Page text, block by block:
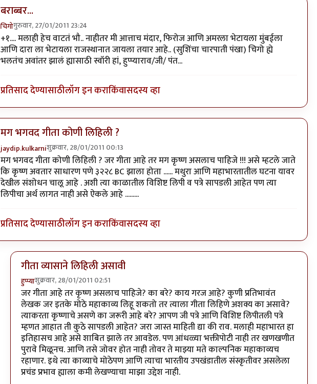
बराब्बर...
चिगोगुरुवार, 27/01/2011 23:24
In reply toजागा खर्‍या पण घटना काल्पनिकbyहुप्प्या
+१.... मलाही हेच वाटतं भौ.. नाहीतर मी आत्ताच मंदार, फिरोज आणि अमरला भेटायला मुंबईला
आणि दारा ला भेटायला राजस्थानात जायला तयार आहे.. (सुशिंचा चारपाती पंखा) चिगो ह्ये
भलतंच अवांतर झालं ह्यासाठी स्वॉरी हां, हुप्प्याराव/जी/ पंत...
प्रतिसाद देण्यासाठीलॉग इन कराकिंवासदस्य व्हा
मग भगवद गीता कोणी लिहिली ?
jaydip.kulkarniशुक्रवार, 28/01/2011 00:13
In reply toजागा खर्‍या पण घटना काल्पनिकbyहुप्प्या
मग भगवद गीता कोणी लिहिली ? जर गीता आहे तर मग कृष्ण असलाच पाहिजे !!! असे म्हटले जाते
कि कृष्ण अवतार साधारण पणे ३२२८ BC झाला होता ...... मथुरा आणि महाभारतातील घटना यावर
देखील संशोधन चालू आहे . अशी त्या काळातील विशिष्ट लिपी व पत्रे सापडली आहेत पण त्या
लिपीचा अर्थ लागत नाही असे ऐकले आहे .........
प्रतिसाद देण्यासाठीलॉग इन कराकिंवासदस्य व्हा
गीता व्यासाने लिहिली असावी
हुप्प्याशुक्रवार, 28/01/2011 02:51
In reply toमग भगवद गीता कोणी लिहिली ?byjaydip.kulkarni
जर गीता आहे तर कृष्ण असलाच पाहिजे? का बरे? काय गरज आहे? कुणी प्रतिभावंत
लेखक जर इतके मोठे महाकाव्य लिहू शकतो तर त्याला गीता लिहिणे अशक्य का असावे?
त्याकरता कृष्णाचे असणे का जरूरी आहे बरे? आपण जी पत्रे आणि विशिष्ट लिपीतली पत्रे
म्हणत आहात ती कुठे सापडली आहेत? जरा जास्त माहिती द्या की राव. मलाही महाभारत हा
इतिहासच आहे असे शाबित झाले तर आवडेल. पण आंधळ्या भक्तीपोटी नाही तर खणखणीत
पुरावे मिळूनच. आणि तसे जोवर होत नाही तोवर ते माझ्या मते काल्पनिक महाकाव्यच
रहाणार. इथे त्या काव्याचे मोठेपण आणि त्याचा भारतीय उपखंडातील संस्कृतीवर असलेला
प्रचंड प्रभाव ह्याला कमी लेखण्याचा माझा उद्देश नाही.